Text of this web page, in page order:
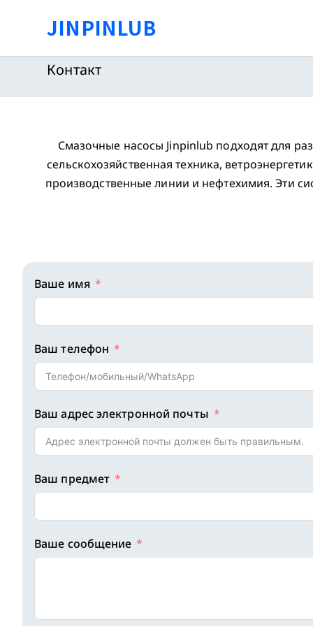
содержимомуJINPINLUB
Контакт
Смазочные насосы Jinpinlub подходят для
сельскохозяйственная техника,
производственные линии и нефтехимия. Эти
Ваше имя
Ваш телефон
Ваш адрес электронной почты
Ваш предмет
Ваше сообщение